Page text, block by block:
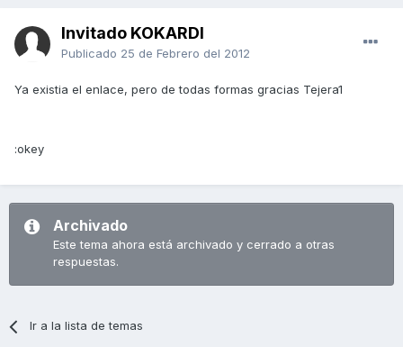
Invitado KOKARDI
Publicado 25 de Febrero del 2012
Ya existia el enlace, pero de todas formas gracias Tejera1
:okey
Archivado
Este tema ahora está archivado y cerrado a otras
respuestas.
Ir a la lista de temas